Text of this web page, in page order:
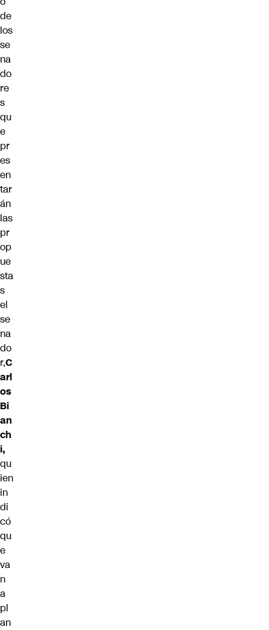
de
los
se
na
do
re
s
qu
e
pr
es
en
tar
án
las
pr
op
ue
sta
s
el
se
na
do
r,C
arl
os
Bi
an
ch
i,
qu
ien
in
di
có
qu
e
va
n
a
pl
an